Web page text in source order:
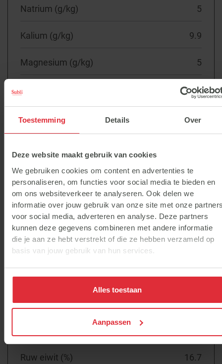
Toestemming Details Over
Deze website maakt gebruik van cookies
We gebruiken cookies om content en advertenties te
personaliseren, om functies voor social media te bieden en
om ons websiteverkeer te analyseren. Ook delen we
informatie over jouw gebruik van onze site met onze
voor social media, adverteren en analyse. Deze partners
kunnen deze gegevens combineren met andere informatie
die je aan ze hebt verstrekt of die ze hebben verzameld op
basis van jouw gebruik van hun services.
Alles toestaan
Aanpassen
Natrium (g/kg) 5
Kalium (g/kg) 9.9
Magnesium (g/kg) 5
Selenium (mcg/kg) 476
Zink (mg/kg) 188
Mangaan (mg/kg) 117
Kobalt (mg/kg) 0.6
Jodium (mg/kg)
Koper (mg/kg)
Berekende gehalten *
Ruw eiwit (%) 16.7